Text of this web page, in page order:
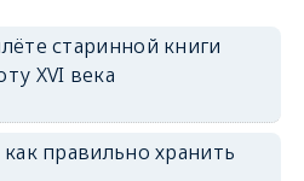
erid: 2SDnjdPjgYS
старинной книги
XVI века
правильно хранить